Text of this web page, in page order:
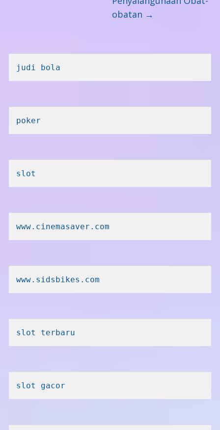
judi bola
poker
slot
www.cinemasaver.com
www.sidsbikes.com
slot terbaru
slot gacor
obatan →